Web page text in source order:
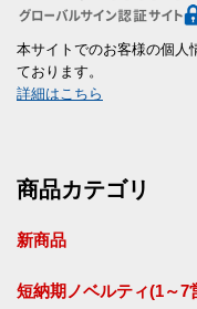
本サイトでのお客様の個人
ております。
詳細はこちら
商品カテゴリ
新商品
短納期ノベルティ(1～7